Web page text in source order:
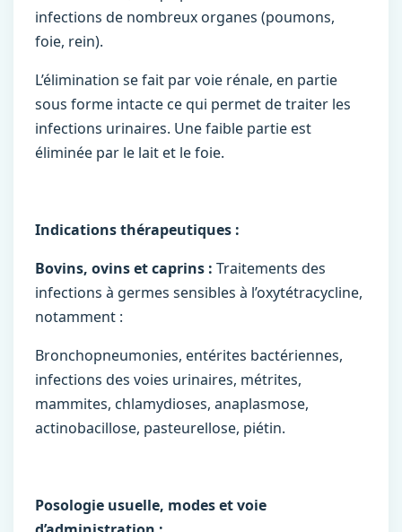
infections de nombreux organes (poumons,
foie, rein).
L’élimination se fait par voie rénale, en partie
sous forme intacte ce qui permet de traiter les
infections urinaires. Une faible partie est
éliminée par le lait et le foie.
Indications thérapeutiques :
Bovins, ovins et caprins : Traitements des
infections à germes sensibles à l’oxytétracycline,
notamment :
Bronchopneumonies, entérites bactériennes,
infections des voies urinaires, métrites,
mammites, chlamydioses, anaplasmose,
actinobacillose, pasteurellose, piétin.
Posologie usuelle, modes et voie